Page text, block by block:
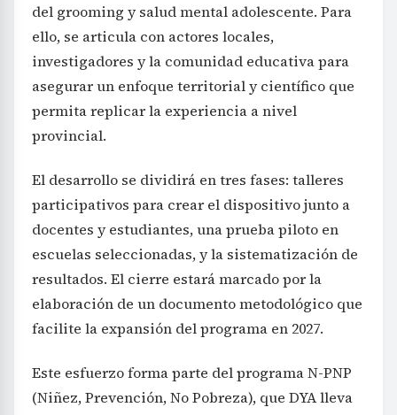
del grooming y salud mental adolescente. Para
ello, se articula con actores locales,
investigadores y la comunidad educativa para
asegurar un enfoque territorial y científico que
permita replicar la experiencia a nivel
provincial.
El desarrollo se dividirá en tres fases: talleres
participativos para crear el dispositivo junto a
docentes y estudiantes, una prueba piloto en
escuelas seleccionadas, y la sistematización de
resultados. El cierre estará marcado por la
elaboración de un documento metodológico que
facilite la expansión del programa en 2027.
Este esfuerzo forma parte del programa N-PNP
(Niñez, Prevención, No Pobreza), que DYA lleva